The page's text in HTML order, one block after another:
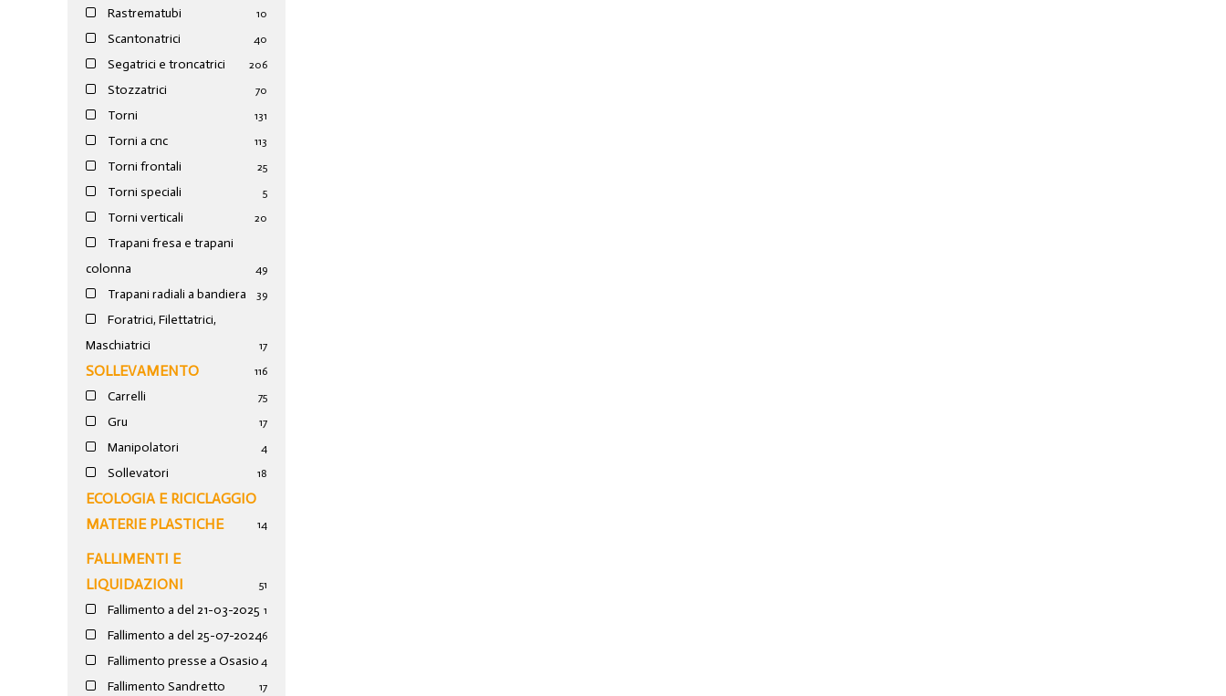
Rastrematubi 10
Scantonatrici 40
Segatrici e troncatrici 206
Stozzatrici 70
Torni 131
Torni a cnc 113
Torni frontali 25
Torni speciali 5
Torni verticali 20
Trapani fresa e trapani
colonna
49
Trapani radiali a bandiera 39
Foratrici, Filettatrici,
Maschiatrici
17
SOLLEVAMENTO 116
Carrelli 75
Gru 17
Manipolatori 4
Sollevatori 18
ECOLOGIA E RICICLAGGIO
MATERIE PLASTICHE
14
FALLIMENTI E
LIQUIDAZIONI
51
Fallimento a del 21-03-2025 1
Fallimento a del 25-07-20246
Fallimento presse a Osasio 4
Fallimento Sandretto 17